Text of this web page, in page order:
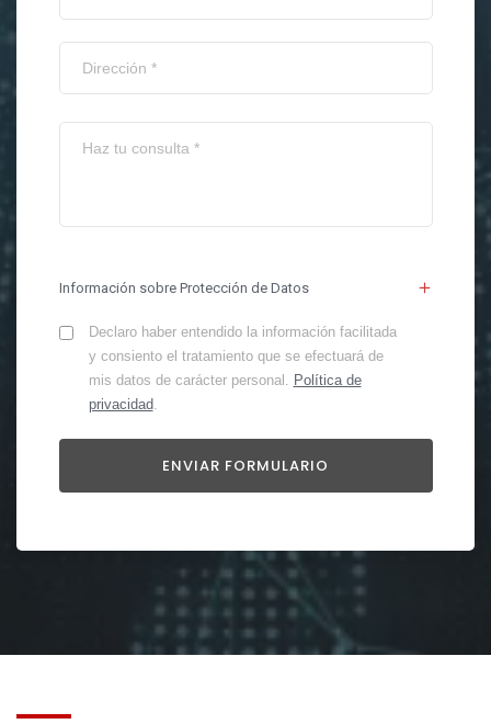
Información sobre Protección de Datos
Declaro haber entendido la información facilitada
y consiento el tratamiento que se efectuará de
mis datos de carácter personal. Política de
privacidad.